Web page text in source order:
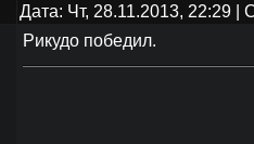
Дата: Чт, 28.11.2013, 22:29
Рикудо победил.